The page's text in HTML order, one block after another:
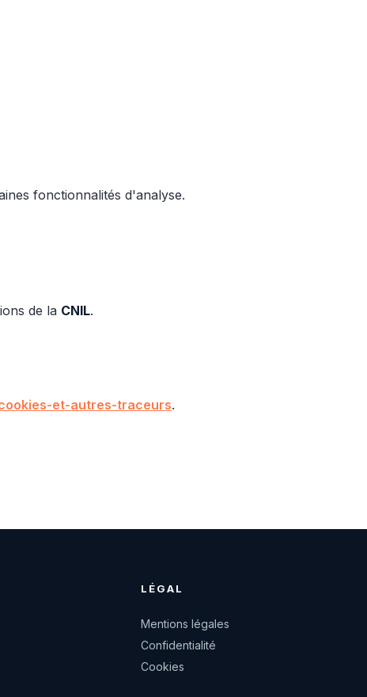
fonctionnalités d'analyse.
de la CNIL.
et-autres-traceurs.
LÉGAL
Mentions légales
Confidentialité
Cookies